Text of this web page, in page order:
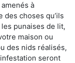
à
choses qu’ils
punaises de lit,
maison ou
des nids réalisés,
seront